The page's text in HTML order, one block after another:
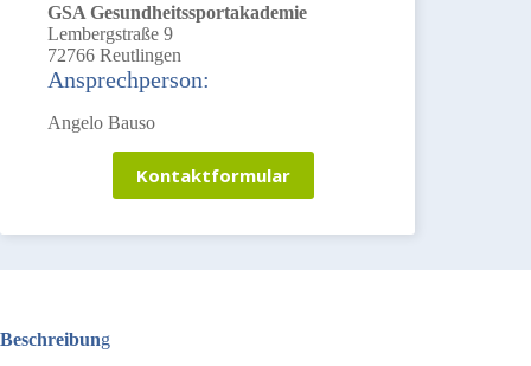
Beschreibung
GSA Gesundheitssportakademie
Lembergstraße 9
72766 Reutlingen
Ansprechperson:
Angelo Bauso
Kontaktformular